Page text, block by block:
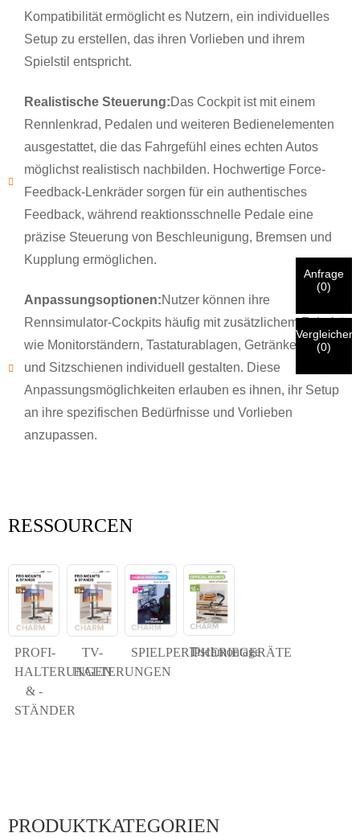
Kompatibilität ermöglicht es Nutzern, ein individuelles
Setup zu erstellen, das ihren Vorlieben und ihrem
Spielstil entspricht.
Realistische Steuerung:Das Cockpit ist mit einem
Rennlenkrad, Pedalen und weiteren Bedienelementen
ausgestattet, die das Fahrgefühl eines echten Autos
möglichst realistisch nachbilden. Hochwertige Force-
Feedback-Lenkräder sorgen für ein authentisches
Feedback, während reaktionsschnelle Pedale eine
präzise Steuerung von Beschleunigung, Bremsen und
Kupplung ermöglichen.
Anpassungsoptionen:Nutzer können ihre
Rennsimulator-Cockpits häufig mit zusätzlichem Zubehör
wie Monitorständern, Tastaturablagen, Getränkehaltern
und Sitzschienen individuell gestalten. Diese
Anpassungsmöglichkeiten erlauben es ihnen, ihr Setup
an ihre spezifischen Bedürfnisse und Vorlieben
anzupassen.
RESSOURCEN
PROFI-
HALTERUNGEN
& -
STÄNDER
TV-
HALTERUNGEN
SPIELPERIPHERIEGERÄTE
Tischmontage
PRODUKTKATEGORIEN
Neuer Besucher
BESTÄTIGEN SIE IHRE IDENTITÄT
Bitte geben Sie unten Ihre aktuelle geschäftliche E-Mail-
Adresse ein, um zu bestätigen, dass Sie tatsächlich ein
Kunde von CHARM sind.
Geh zurück Einreichen
Informationen
sindRICHTIG.Falsche Informationen führen dazu, dass die
versendeten Materialien nicht zufriedenstellend
funktionieren.
Geh zurück Einreichen
Wir haben Ihre Anfrage erhalten und
werdenVERIFIZIEREN
Informationen zur Authentifizierung und Autorisierung.
Sobald die
Nach erfolgter Identitätsprüfung erhalten Sie eine E-Mail-
Benachrichtigung.
Anfrage
(0)
Vergleichen
(0)